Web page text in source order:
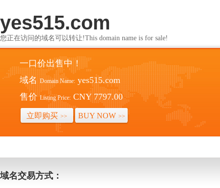
yes515.com
您正在访问的域名可以转让!This domain name is for sale!
一口价出售中！
域名 Domain Name: yes515.com
售价 Listing Price: CNY 7797.00
立即购买 >> BUY NOW >>
域名交易方式：